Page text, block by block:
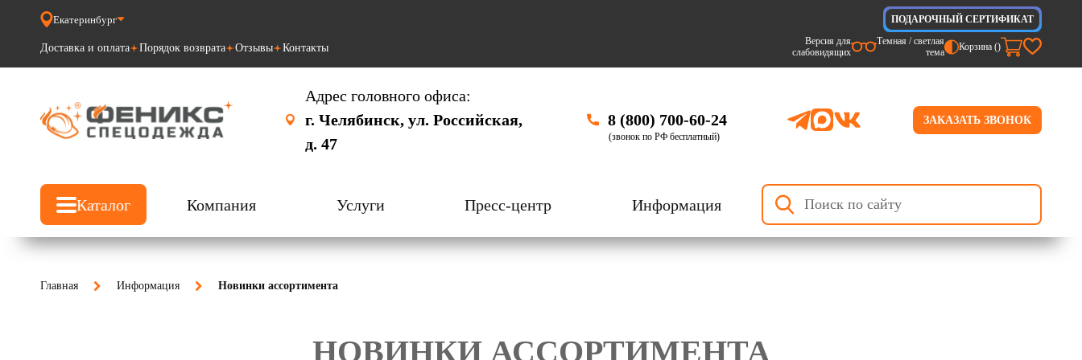
Екатеринбург
Доставка и оплата Порядок возврата Отзывы Контакты
ПОДАРОЧНЫЙ СЕРТИФИКАТ
Версия для
слабовидящих
Темная / светлая
тема
Корзина ()
Адрес головного офиса:
г. Челябинск, ул. Российская,
д. 47
8 (800) 700-60-24
(звонок по РФ бесплатный)
ЗАКАЗАТЬ ЗВОНОК
Каталог Компания Услуги Пресс-центр Информация
Главная Информация Новинки ассортимента
НОВИНКИ АССОРТИМЕНТА